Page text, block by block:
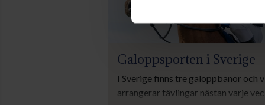
Galoppsporten i Sverige
I Sverige finns tre galoppbanor och
arrangerar tävlingar nästan varje